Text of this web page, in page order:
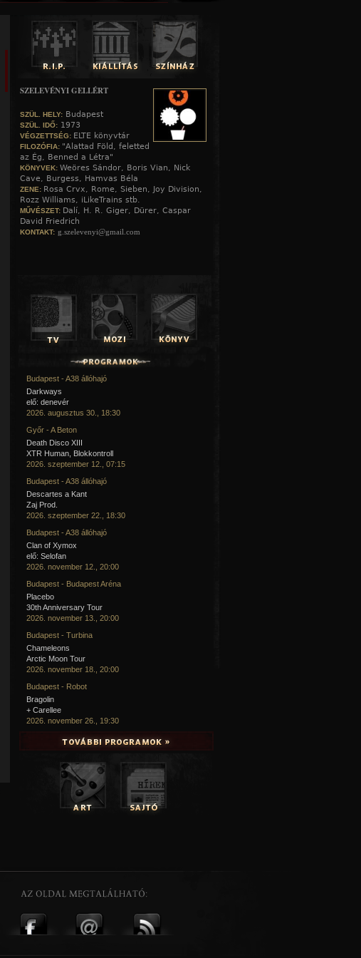
SZELEVÉNYI GELLÉRT
SZÜL. HELY: Budapest
SZÜL. IDŐ: 1973
VÉGZETTSÉG: ELTE könyvtár
FILOZÓFIA: "Alattad Föld, feletted
az Ég, Benned a Létra"
KÖNYVEK: Weöres Sándor, Boris Vian, Nick
Cave, Burgess, Hamvas Béla
ZENE: Rosa Crvx, Rome, Sieben, Joy Division,
Rozz Williams, iLikeTrains stb.
MŰVÉSZET: Dalí, H. R. Giger, Dürer, Caspar
David Friedrich
KONTAKT: g.szelevenyi@gmail.com
Budapest - A38 állóhajó
Darkways
elő: denevér
2026. augusztus 30., 18:30
Győr - A Beton
Death Disco XIII
XTR Human, Blokkontroll
2026. szeptember 12., 07:15
Budapest - A38 állóhajó
Descartes a Kant
Zaj Prod.
2026. szeptember 22., 18:30
Budapest - A38 állóhajó
Clan of Xymox
elő: Selofan
2026. november 12., 20:00
Budapest - Budapest Aréna
Placebo
30th Anniversary Tour
2026. november 13., 20:00
Budapest - Turbina
Chameleons
Arctic Moon Tour
2026. november 18., 20:00
Budapest - Robot
Bragolin
+ Carellee
2026. november 26., 19:30